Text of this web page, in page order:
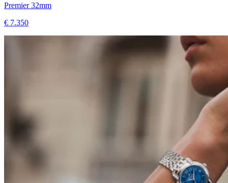
Premier 32mm
€ 7.350